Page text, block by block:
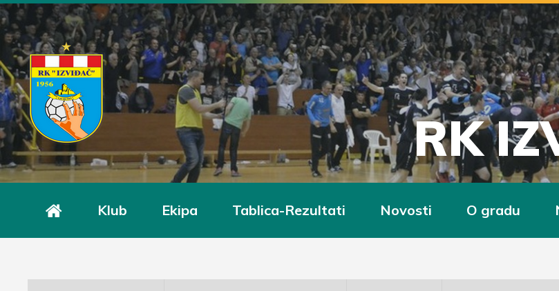
RK
Klub Ekipa Tablica-Rezultati Novosti O gradu